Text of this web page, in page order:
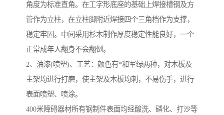
角度为标准直角。在工字形底座的基础上焊接槽钢及方
管作为立柱，在立柱脚附近焊接四个三角档作为支撑，
稳定牢固。中间采用杉木制作厚度稳定性能良好，一个
正常成年人翻身不会翻倒。
2、油漆(喷塑)、工艺：颜色有*和军绿两种，对木板及
主架均进行打磨，使主架及木板均刺，不易伤手，进行
表面喷塑、喷涂。
400米障碍器材所有钢制件表面均经酸洗、磷化、打沙等